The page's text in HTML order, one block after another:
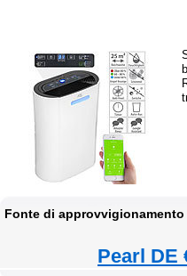
Fonte di
Pearl DE